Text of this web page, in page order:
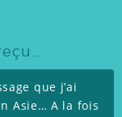
que j’ai
Asie… A la fois